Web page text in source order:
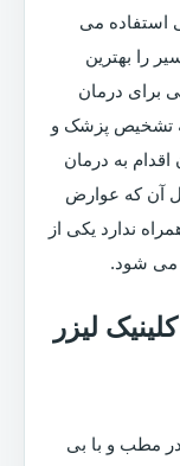
استفاده می
را بهترین
برای درمان
تشخیص پزشک و
به درمان
آن که عوارض
ندارد یکی از
می شود.
لیزر
مطب و با بی